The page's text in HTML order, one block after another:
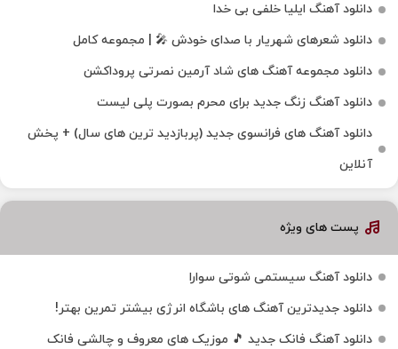
دانلود آهنگ ایلیا خلفی بی خدا
دانلود شعرهای شهریار با صدای خودش 🎤 | مجموعه کامل
دانلود مجموعه آهنگ های شاد آرمین نصرتی پروداکشن
دانلود آهنگ زنگ جدید برای محرم بصورت پلی لیست
دانلود آهنگ های فرانسوی جدید (پربازدید ترین های سال) + پخش
آنلاین
پست های ویژه
دانلود آهنگ سیستمی شوتی سوارا
دانلود جدیدترین آهنگ‌ های باشگاه انرژی بیشتر تمرین بهتر!
دانلود آهنگ فانک جدید 🎵 موزیک‌ های معروف و چالشی فانک